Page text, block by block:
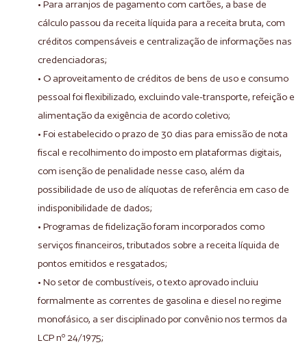
• Para arranjos de pagamento com cartões, a base de
cálculo passou da receita líquida para a receita bruta, com
créditos compensáveis e centralização de informações nas
credenciadoras;
• O aproveitamento de créditos de bens de uso e consumo
pessoal foi flexibilizado, excluindo vale-transporte, refeição e
alimentação da exigência de acordo coletivo;
• Foi estabelecido o prazo de 30 dias para emissão de nota
fiscal e recolhimento do imposto em plataformas digitais,
com isenção de penalidade nesse caso, além da
possibilidade de uso de alíquotas de referência em caso de
indisponibilidade de dados;
• Programas de fidelização foram incorporados como
serviços financeiros, tributados sobre a receita líquida de
pontos emitidos e resgatados;
• No setor de combustíveis, o texto aprovado incluiu
formalmente as correntes de gasolina e diesel no regime
monofásico, a ser disciplinado por convênio nos termos da
LCP nº 24/1975;